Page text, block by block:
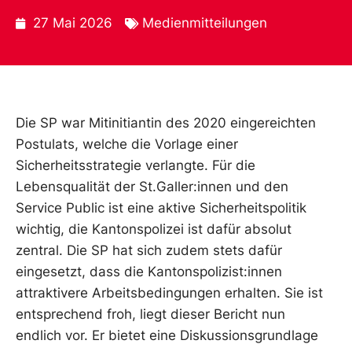
27 Mai 2026 Medienmitteilungen
Die SP war Mitinitiantin des 2020 eingereichten
Postulats, welche die Vorlage einer
Sicherheitsstrategie verlangte. Für die
Lebensqualität der St.Galler:innen und den
Service Public ist eine aktive Sicherheitspolitik
wichtig, die Kantonspolizei ist dafür absolut
zentral. Die SP hat sich zudem stets dafür
eingesetzt, dass die Kantonspolizist:innen
attraktivere Arbeitsbedingungen erhalten. Sie ist
entsprechend froh, liegt dieser Bericht nun
endlich vor. Er bietet eine Diskussionsgrundlage